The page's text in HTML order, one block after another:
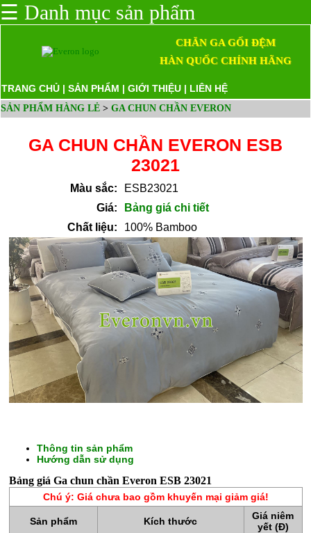
CHĂN
GA
GỐI
☰ Danh mục sản phẩm
CHĂN GA GỐI ĐỆM
HÀN QUỐC CHÍNH HÃNG
TRANG CHỦ | SẢN PHẨM | GIỚI THIỆU | LIÊN HỆ
SẢN PHẨM HÀNG LẺ > GA CHUN CHẦN EVERON
GA CHUN CHẦN EVERON ESB
23021
Màu sắc:
ESB23021
Giá:
Bảng giá chi tiết
Chất liệu:
100% Bamboo
Thông tin sản phẩm
Hướng dẫn sử dụng
Bảng giá Ga chun chần Everon ESB 23021
Chú ý: Giá chưa bao gồm khuyến mại giảm giá!
Sản phẩm Kích thước
Giá niêm
yết (Đ)